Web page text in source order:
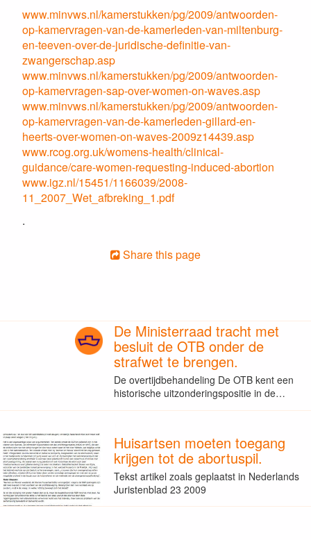
www.minvws.nl/kamerstukken/pg/2009/antwoorden-
op-kamervragen-van-de-kamerleden-van-miltenburg-
en-teeven-over-de-juridische-definitie-van-
zwangerschap.asp
www.minvws.nl/kamerstukken/pg/2009/antwoorden-
op-kamervragen-sap-over-women-on-waves.asp
www.minvws.nl/kamerstukken/pg/2009/antwoorden-
op-kamervragen-van-de-kamerleden-gillard-en-
heerts-over-women-on-waves-2009z14439.asp
www.rcog.org.uk/womens-health/clinical-
guidance/care-women-requesting-induced-abortion
www.igz.nl/15451/1166039/2008-
11_2007_Wet_afbreking_1.pdf
.
Share this page
De Ministerraad tracht met
besluit de OTB onder de
strafwet te brengen.
De overtijdbehandeling De OTB kent een
historische uitzonderingspositie in de…
Huisartsen moeten toegang
krijgen tot de abortuspil.
Tekst artikel zoals geplaatst in Nederlands
Juristenblad 23 2009